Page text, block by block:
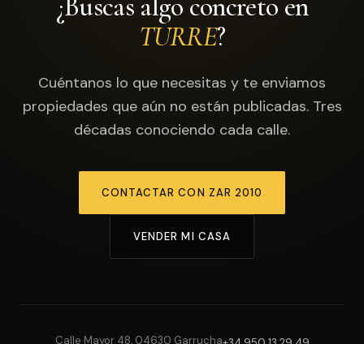
¿Buscas algo concreto en
TURRE?
Cuéntanos lo que necesitas y te enviamos
propiedades que aún no están publicadas. Tres
décadas conociendo cada calle.
CONTACTAR CON ZAR 2010
VENDER MI CASA
Calle Mayor 48, 04630 Garrucha